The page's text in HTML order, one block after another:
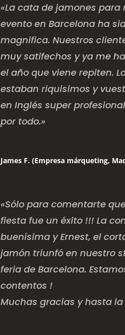
«La cata de jamones para
evento en Barcelona ha
magnifica. Nuestros
muy satifechos y ya me
el año que viene repiten.
estaban riquisimos y
en Inglés super
por todo.»
James F. (Empresa márqueting,
«Sólo para comentarte
fiesta fue un éxito !!! La
buenísima y Ernest, el
jamón triunfó en nuestro
feria de Barcelona.
contentos !
Muchas gracias y hasta